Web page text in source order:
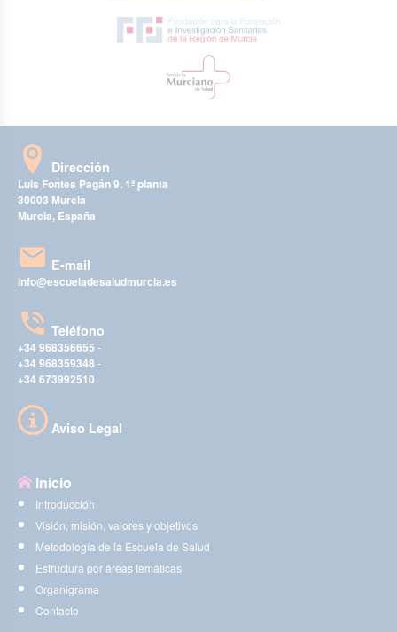
Dirección
Luis Fontes Pagán 9, 1ª planta
30003 Murcia
Murcia, España
E-mail
info@escueladesaludmurcia.es
Teléfono
+34 968356655 -
+34 968359348 -
+34 673992510
Aviso Legal
Inicio
Introducción
Visión, misión, valores y objetivos
Metodología de la Escuela de Salud
Estructura por áreas temáticas
Organigrama
Contacto